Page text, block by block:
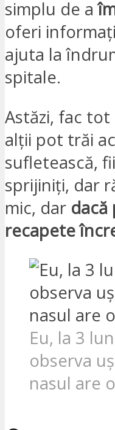
simplu de a
oferi
ajuta la
spitale.
Astăzi, fac
alții pot trăi
sufletească,
sprijiniți, dar
mic, dar dacă
recapete
Eu, la 3
observa
nasul are